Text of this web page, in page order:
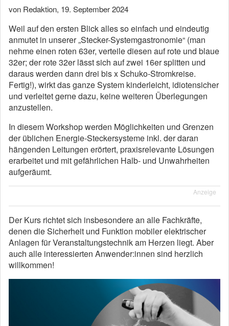
von Redaktion, 19. September 2024
Weil auf den ersten Blick alles so einfach und eindeutig
anmutet in unserer „Stecker-Systemgastronomie“ (man
nehme einen roten 63er, verteile diesen auf rote und blaue
32er; der rote 32er lässt sich auf zwei 16er splitten und
daraus werden dann drei bis x Schuko-Stromkreise.
Fertig!), wirkt das ganze System kinderleicht, idiotensicher
und verleitet gerne dazu, keine weiteren Überlegungen
anzustellen.
In diesem Workshop werden Möglichkeiten und Grenzen
der üblichen Energie-Steckersysteme inkl. der daran
hängenden Leitungen erörtert, praxisrelevante Lösungen
erarbeitet und mit gefährlichen Halb- und Unwahrheiten
aufgeräumt.
Anzeige
Der Kurs richtet sich insbesondere an alle Fachkräfte,
denen die Sicherheit und Funktion mobiler elektrischer
Anlagen für Veranstaltungstechnik am Herzen liegt. Aber
auch alle interessierten Anwender:innen sind herzlich
willkommen!